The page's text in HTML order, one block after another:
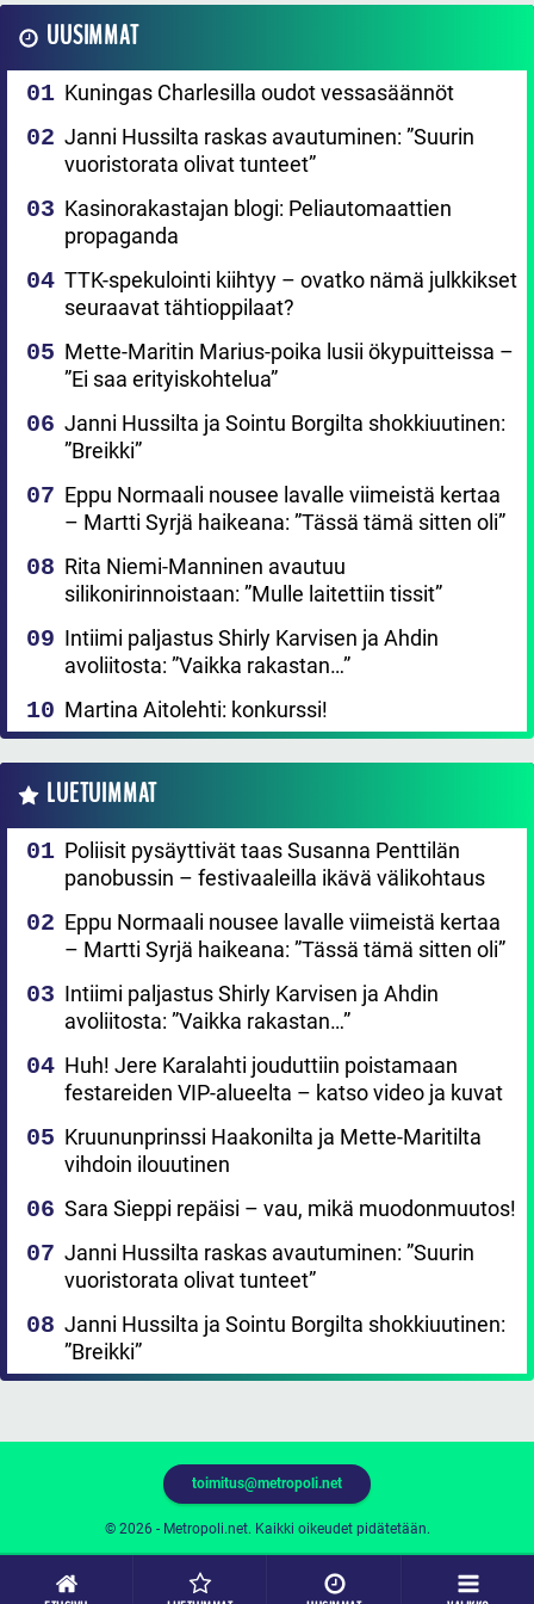
UUSIMMAT
Kuningas Charlesilla oudot vessasäännöt
Janni Hussilta raskas avautuminen: ”Suurin
vuoristorata olivat tunteet”
Kasinorakastajan blogi: Peliautomaattien
propaganda
TTK-spekulointi kiihtyy – ovatko nämä julkkikset
seuraavat tähtioppilaat?
Mette-Maritin Marius-poika lusii ökypuitteissa –
”Ei saa erityiskohtelua”
Janni Hussilta ja Sointu Borgilta shokkiuutinen:
”Breikki”
Eppu Normaali nousee lavalle viimeistä kertaa
– Martti Syrjä haikeana: ”Tässä tämä sitten oli”
Rita Niemi-Manninen avautuu
silikonirinnoistaan: ”Mulle laitettiin tissit”
Intiimi paljastus Shirly Karvisen ja Ahdin
avoliitosta: ”Vaikka rakastan…”
Martina Aitolehti: konkurssi!
LUETUIMMAT
Poliisit pysäyttivät taas Susanna Penttilän
panobussin – festivaaleilla ikävä välikohtaus
Eppu Normaali nousee lavalle viimeistä kertaa
– Martti Syrjä haikeana: ”Tässä tämä sitten oli”
Intiimi paljastus Shirly Karvisen ja Ahdin
avoliitosta: ”Vaikka rakastan…”
Huh! Jere Karalahti jouduttiin poistamaan
festareiden VIP-alueelta – katso video ja kuvat
Kruununprinssi Haakonilta ja Mette-Maritilta
vihdoin ilouutinen
Sara Sieppi repäisi – vau, mikä muodonmuutos!
Janni Hussilta raskas avautuminen: ”Suurin
vuoristorata olivat tunteet”
Janni Hussilta ja Sointu Borgilta shokkiuutinen:
”Breikki”
© 2026 - Metropoli.net. Kaikki oikeudet pidätetään.
toimitus@metropoli.net